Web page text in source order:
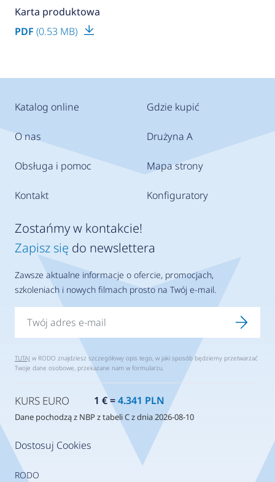
Karta produktowa
PDF (0.53 MB)
Katalog online
O nas
Obsługa i pomoc
Kontakt
Gdzie kupić
Drużyna A
Mapa strony
Konfiguratory
Dostosuj Cookies
RODO
Zostańmy w kontakcie!
Zapisz się do newslettera
Zawsze aktualne informacje o ofercie, promocjach,
szkoleniach i nowych filmach prosto na Twój e-mail.
TUTAJ w RODO znajdziesz szczegółowy opis tego, w jaki sposób będziemy przetwarzać
Twoje dane osobowe, przekazane nam w formularzu.
KURS EURO 1 € =4.341 PLN
Dane pochodzą z NBP z tabeli C z dnia 2026-08-10